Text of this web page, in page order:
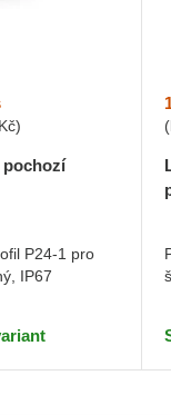
)
pochozí
P24-1 pro
IP67